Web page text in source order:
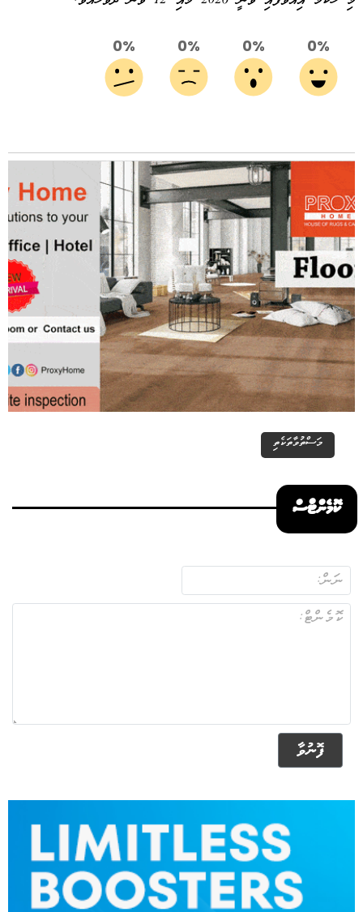
0%
0%
0%
0%
މަސްތުވާތަކެތި
ކޮމެންޓްސް
ފޮނުވާ